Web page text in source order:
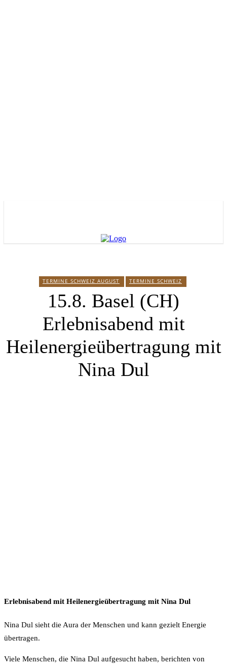
TERMINE SCHWEIZ AUGUST TERMINE SCHWEIZ
15.8. Basel (CH)
Erlebnisabend mit
Heilenergieübertragung mit
Nina Dul
Erlebnisabend mit Heilenergieübertragung mit Nina Dul
Nina Dul sieht die Aura der Menschen und kann gezielt Energie
übertragen.
Viele Menschen, die Nina Dul aufgesucht haben, berichten von